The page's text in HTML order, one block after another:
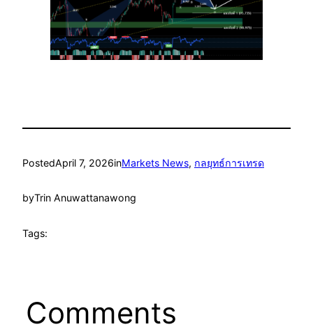
PostedApril 7, 2026inMarkets News, กลยุทธ์การเทรด
byTrin Anuwattanawong
Tags:
Comments